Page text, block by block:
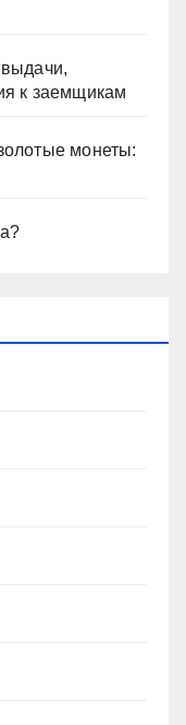
к заемщикам
монеты: